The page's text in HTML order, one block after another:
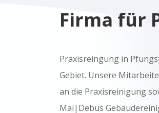
Firma für
Praxisreingung in
Gebiet. Unsere
an die Praxisreinigung
Mai|Debus